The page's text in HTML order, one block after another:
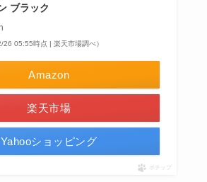
ブラック
26 05:55時点 | 楽天市場調べ）
Amazon
楽天市場
Yahooショッピング
ポチップ